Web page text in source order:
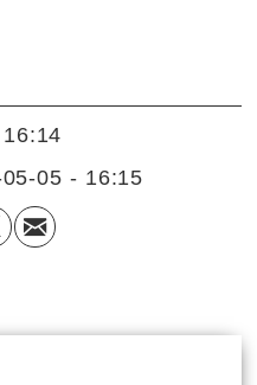
16:14
05-05 - 16:15